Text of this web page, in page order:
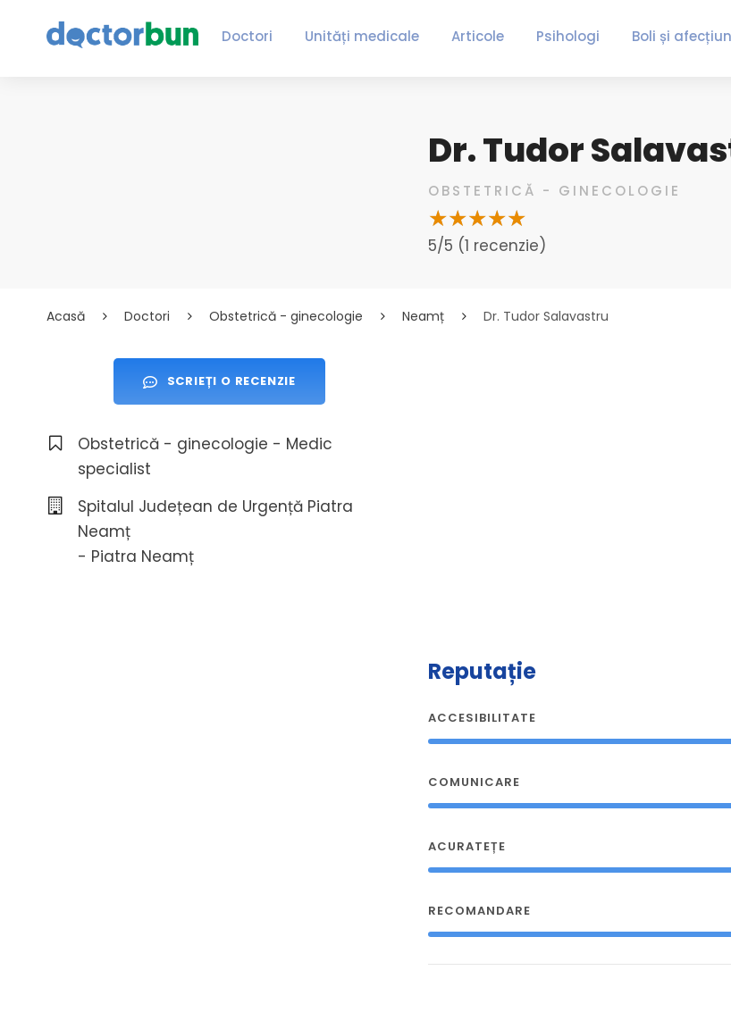
Doctori Unități medicale Articole Psihologi Boli și
Dr. Tudor
OBSTETRICĂ - GINECOLOGIE
5/5 (1 recenzie)
Acasă Doctori Obstetrică - ginecologie Neamț Dr. Tudor Salavastru
SCRIEȚI O RECENZIE
Obstetrică - ginecologie - Medic
specialist
Spitalul Județean de Urgență Piatra
Neamț
- Piatra Neamț
Reputație
ACCESIBILITATE
COMUNICARE
ACURATEȚE
RECOMANDARE